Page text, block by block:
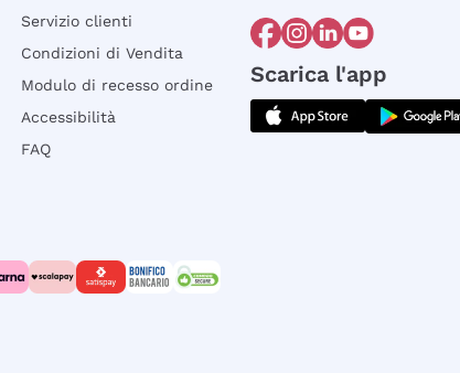
Servizio clienti
Condizioni di Vendita
Modulo di recesso ordine
Accessibilità
FAQ
Scarica l'app